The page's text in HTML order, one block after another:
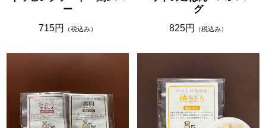
ー
715円
（税込み）
グ
825円
（税込み）